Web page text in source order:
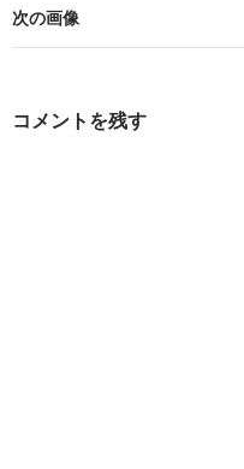
次の画像
コメントを残す